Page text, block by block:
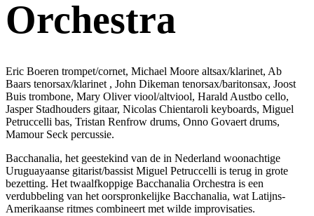
Orchestra
Eric Boeren trompet/cornet, Michael Moore altsax/klarinet, Ab
Baars tenorsax/klarinet , John Dikeman tenorsax/baritonsax, Joost
Buis trombone, Mary Oliver viool/altviool, Harald Austbo cello,
Jasper Stadhouders gitaar, Nicolas Chientaroli keyboards, Miguel
Petruccelli bas, Tristan Renfrow drums, Onno Govaert drums,
Mamour Seck percussie.
Bacchanalia, het geestekind van de in Nederland woonachtige
Uruguayaanse gitarist/bassist Miguel Petruccelli is terug in grote
bezetting. Het twaalfkoppige Bacchanalia Orchestra is een
verdubbeling van het oorspronkelijke Bacchanalia, wat Latijns-
Amerikaanse ritmes combineert met wilde improvisaties.